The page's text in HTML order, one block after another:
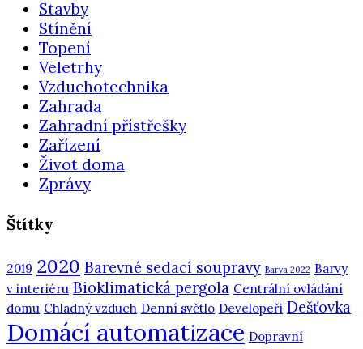
Stavby
Stínění
Topení
Veletrhy
Vzduchotechnika
Zahrada
Zahradní přístřešky
Zařízení
Život doma
Zprávy
Štítky
2019 2020 Barevné sedací soupravy Barva 2022 Barvy
v interiéru Bioklimatická pergola Centrální ovládání
domu Chladný vzduch Denní světlo Developeři Dešťovka
Domácí automatizace Dopravní